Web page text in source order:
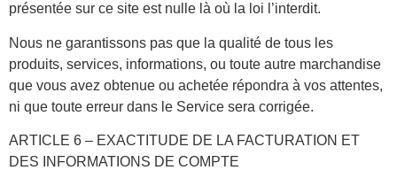
présentée sur ce site est nulle là où la loi l’interdit.
Nous ne garantissons pas que la qualité de tous les
produits, services, informations, ou toute autre marchandise
que vous avez obtenue ou achetée répondra à vos attentes,
ni que toute erreur dans le Service sera corrigée.
ARTICLE 6 – EXACTITUDE DE LA FACTURATION ET
DES INFORMATIONS DE COMPTE